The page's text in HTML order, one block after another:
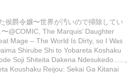
侯爵令嬢〜世界が汚いので掃除してい
@COMIC, The Marquis’ Daughter
Mage – The World Is Dirty, so I Was
Shirube Shi to Yobareta Koshaku
Soji Shiteita Dakena Ndesukedo......,
Koushaku Reijou: Sekai Ga Kitanai